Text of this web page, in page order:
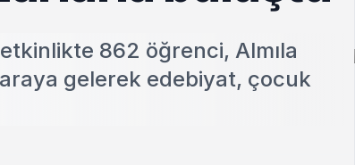
862 öğrenci, Almıla
araya gelerek edebiyat, çocuk